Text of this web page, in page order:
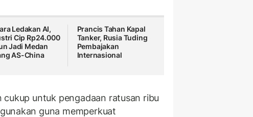
Ledakan AI,
Cip Rp24.000
Jadi Medan
AS-China
Prancis Tahan Kapal
Tanker, Rusia Tuding
Pembajakan
Internasional
untuk pengadaan ratusan ribu
guna memperkuat